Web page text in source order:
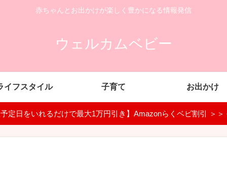
赤ちゃんとお出かけが楽しく豊かになる情報発信
ウェルカムベビー
イフスタイル 子育て お出かけ
定日をいれるだけで最大1万円引き】Amazonらくベビ割引 ＞